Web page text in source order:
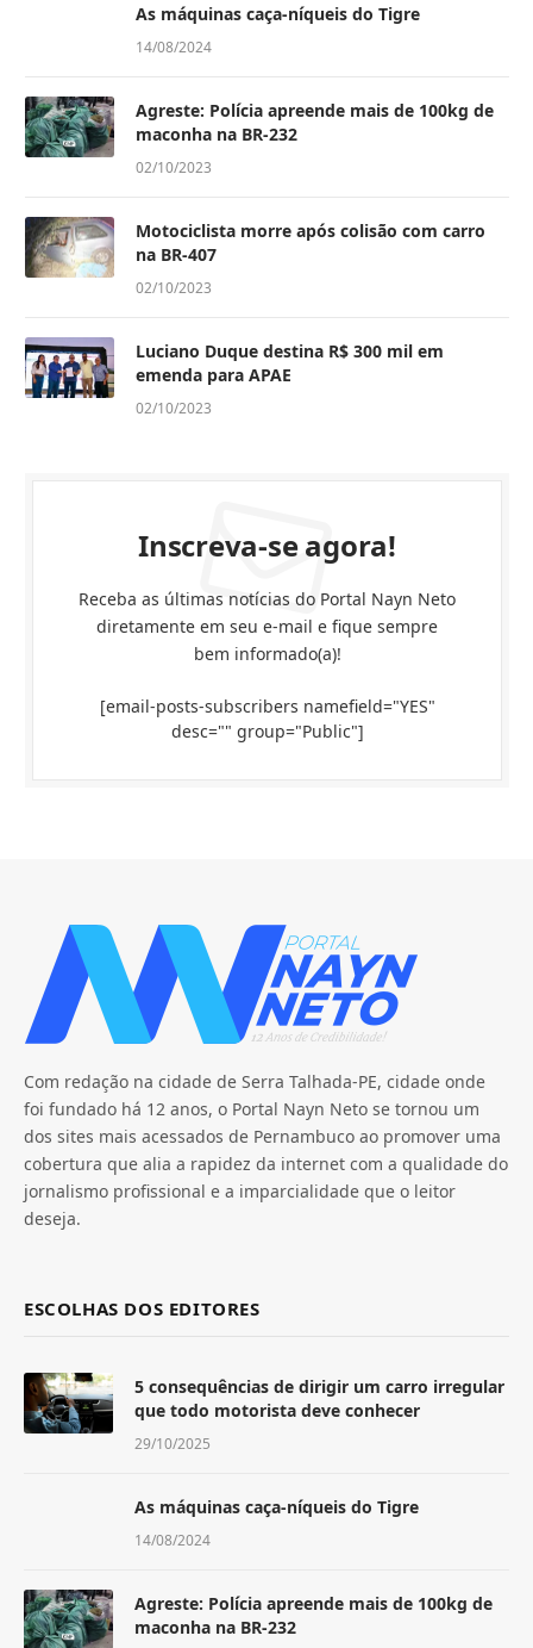
As máquinas caça-níqueis do Tigre
14/08/2024
Agreste: Polícia apreende mais de 100kg de
maconha na BR-232
02/10/2023
Motociclista morre após colisão com carro
na BR-407
02/10/2023
Luciano Duque destina R$ 300 mil em
emenda para APAE
02/10/2023
Inscreva-se agora!
Receba as últimas notícias do Portal Nayn Neto
diretamente em seu e-mail e fique sempre
bem informado(a)!
[email-posts-subscribers namefield="YES"
desc="" group="Public"]
Com redação na cidade de Serra Talhada-PE, cidade onde
foi fundado há 12 anos, o Portal Nayn Neto se tornou um
dos sites mais acessados de Pernambuco ao promover uma
cobertura que alia a rapidez da internet com a qualidade do
jornalismo profissional e a imparcialidade que o leitor
deseja.
ESCOLHAS DOS EDITORES
5 consequências de dirigir um carro irregular
que todo motorista deve conhecer
29/10/2025
As máquinas caça-níqueis do Tigre
14/08/2024
Agreste: Polícia apreende mais de 100kg de
maconha na BR-232